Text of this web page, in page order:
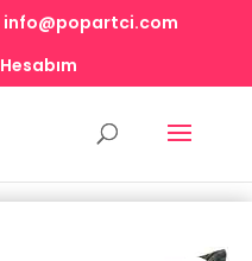
info@popartci.com
Hesabım